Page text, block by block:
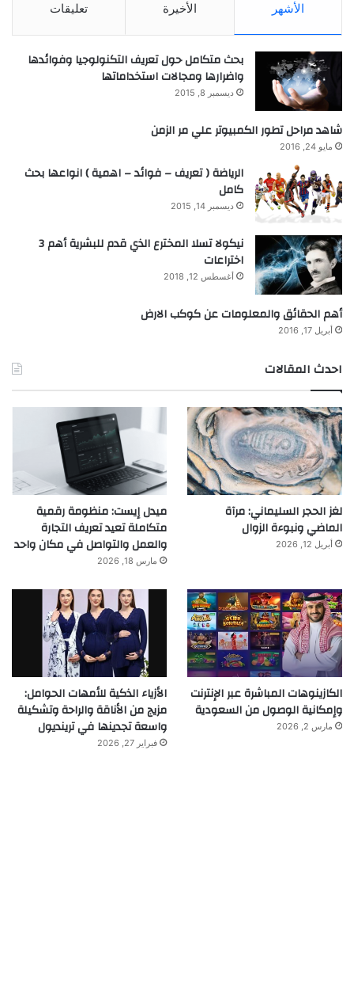
الأشهر الأخيرة تعليقات
بحث متكامل حول تعريف التكنولوجيا وفوائدها
واضرارها ومجالات استخداماتها
ديسمبر 8, 2015
شاهد مراحل تطور الكمبيوتر علي مر الزمن
مايو 24, 2016
الرياضة ( تعريف – فوائد – اهمية ) انواعها بحث
كامل
ديسمبر 14, 2015
نيكولا تسلا المخترع الذي قدم للبشرية أهم 3
اختراعات
أغسطس 12, 2018
أهم الحقائق والمعلومات عن كوكب الارض
أبريل 17, 2016
احدث المقالات
لغز الحجر السليماني: مرآة
الماضي ونبوءة الزوال
أبريل 12, 2026
ميدل إيست: منظومة رقمية
متكاملة تعيد تعريف التجارة
والعمل والتواصل في مكان واحد
مارس 18, 2026
الكازينوهات المباشرة عبر الإنترنت
وإمكانية الوصول من السعودية
مارس 2, 2026
الأزياء الذكية للأمهات الحوامل:
مزيج من الأناقة والراحة وتشكيلة
واسعة تجدينها في ترينديول
فبراير 27, 2026